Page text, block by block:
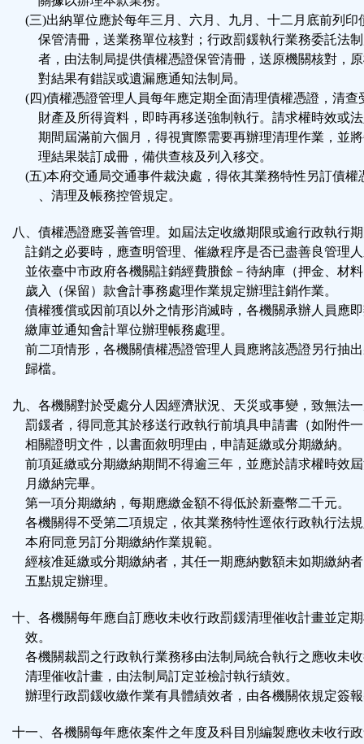
(三)出納單位應於每年三月、六月、九月、十二月底前列印
保管清冊，送業務單位核對；行政罰鍰執行業務委託法
者，由法制局提供債權憑證保管清冊，送原機關核對，
對結果有錯誤或遺漏應通知法制局。
(四)債權憑證管理人員每年應定期全面清理債權憑證，清查
財產及所得資料，即時再移送強制執行。請求權時效或
期間屆滿前六個月，得視實際需要再辦理清理作業，並
理結果裝訂成冊，備供查核及列入移交。
(五)本府交通局交通事件裁決處，得依其業務特性另訂債權
、清理及帳務控管規定。
八、債權憑證應妥善管理。如屆法定收繳期限或逾行政執行
註銷之必要時，應查明管理、催繳程序是否已盡善良管理
並依臺中市政府各機關註銷經費賸餘－待納庫（押金、材
歲入（保留）款會計事務處理作業規定辦理註銷作業。
債權獲償或因前項以外之情形消滅時，各機關承辦人員應
繳庫並通知會計單位辦理帳務處理。
前二項情形，各機關債權憑證管理人員應將該憑證另行抽
歸檔。
九、各機關對於受處分人因經濟狀況、天災或事變，致無法
罰鍰者，得同意其於移送行政執行前填具申請書（如附件
相關證明文件，以書面敘明理由，申請延繳或分期繳納。
前項延繳或分期繳納期間不得逾三年，並應於請求權時效
月繳納完畢。
第一項分期繳納，每期應繳金額不得低於新臺幣二千元。
各機關得不受第二項規定，依其業務特性逕依行政執行法
本府同意另訂分期繳納作業規範。
經核准延繳或分期繳納者，其任一期應納數額未如期繳納
五點規定辦理。
十、各機關每年應自訂應收未收行政罰鍰清理催收計畫並定
效。
各機關裁罰之行政執行業務移由法制局統合執行之應收未
清理催收計畫，由法制局訂定並檢討執行績效。
辦理行政罰鍰收繳作業有具體績效者，由各機關依規定簽
十一、各機關每年應依案件之年度及科目別編製應收未收行